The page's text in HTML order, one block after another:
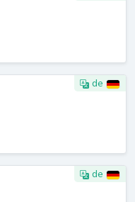
de
de